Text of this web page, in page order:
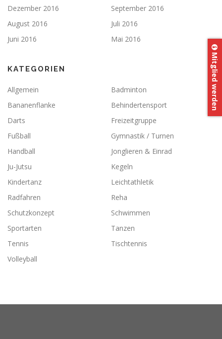
Dezember 2016
September 2016
August 2016
Juli 2016
Juni 2016
Mai 2016
KATEGORIEN
Allgemein
Badminton
Bananenflanke
Behindertensport
Darts
Freizeitgruppe
Fußball
Gymnastik / Turnen
Handball
Jonglieren & Einrad
Ju-Jutsu
Kegeln
Kindertanz
Leichtathletik
Radfahren
Reha
Schutzkonzept
Schwimmen
Sportarten
Tanzen
Tennis
Tischtennis
Volleyball
Mitglied werden